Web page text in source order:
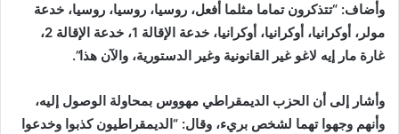
وأضاف: “تتذكرون تماما مثلما أفعل، روسيا، روسيا، روسيا، خدعة
مولر، أوكرانيا، أوكرانيا، أوكرانيا، خدعة الإقالة 1، خدعة الإقالة 2،
غارة مار إيه لاغو غير القانونية وغير الدستورية، والآن هذا”.
وأشار إلى أن الحزب الديمقراطي مهووس بمحاولة الوصول إليه،
وأنهم وجهوا تهما لشخص بريء، وقال: “الديمقراطيون كذبوا وخدعوا